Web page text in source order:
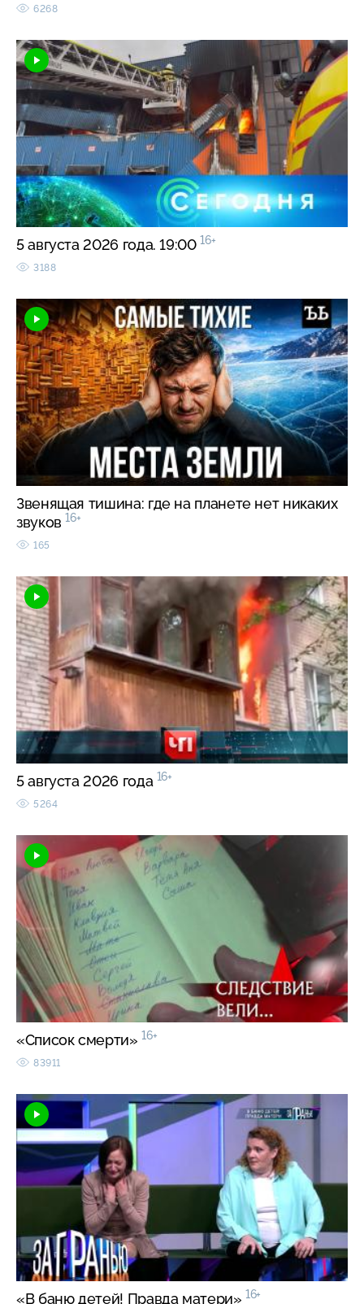
6268
5 августа 2026 года. 19:00 16+
3188
Звенящая тишина: где на планете нет никаких
звуков 16+
165
5 августа 2026 года 16+
5264
«Список смерти» 16+
83911
«В баню детей! Правда матери» 16+